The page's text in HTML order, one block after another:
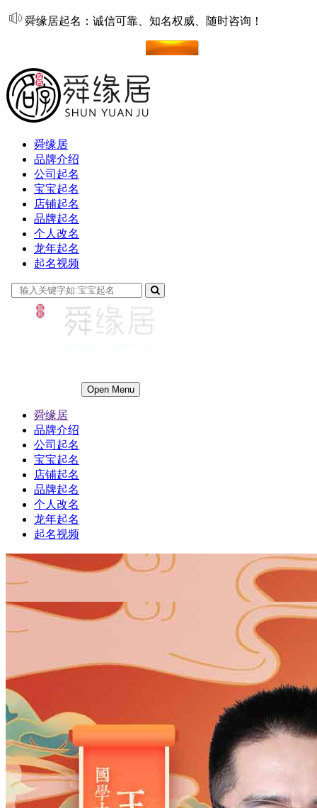
舜缘居起名：诚信可靠、知名权威、随时咨询！
舜缘居
品牌介绍
公司起名
宝宝起名
店铺起名
品牌起名
个人改名
龙年起名
起名视频
Open Menu
舜缘居
品牌介绍
公司起名
宝宝起名
店铺起名
品牌起名
个人改名
龙年起名
起名视频
男
男 女
出生时间
2026年 日4 55分